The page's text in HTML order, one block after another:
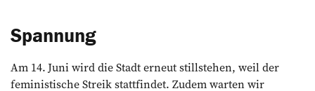
Spannung
Am 14. Juni wird die Stadt erneut stillstehen, weil der
feministische Streik stattfindet. Zudem warten wir